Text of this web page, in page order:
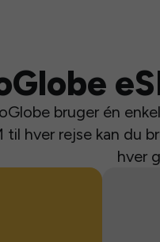
bruger én
til hver rejse kan du
hver